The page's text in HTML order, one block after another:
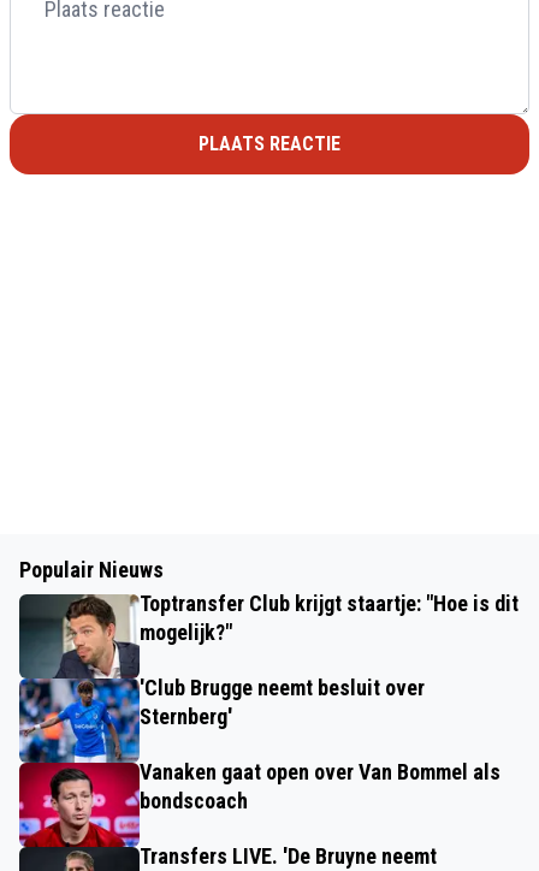
PLAATS REACTIE
Populair Nieuws
Toptransfer Club krijgt staartje: "Hoe is dit
mogelijk?"
'Club Brugge neemt besluit over
Sternberg'
Vanaken gaat open over Van Bommel als
bondscoach
Transfers LIVE. 'De Bruyne neemt